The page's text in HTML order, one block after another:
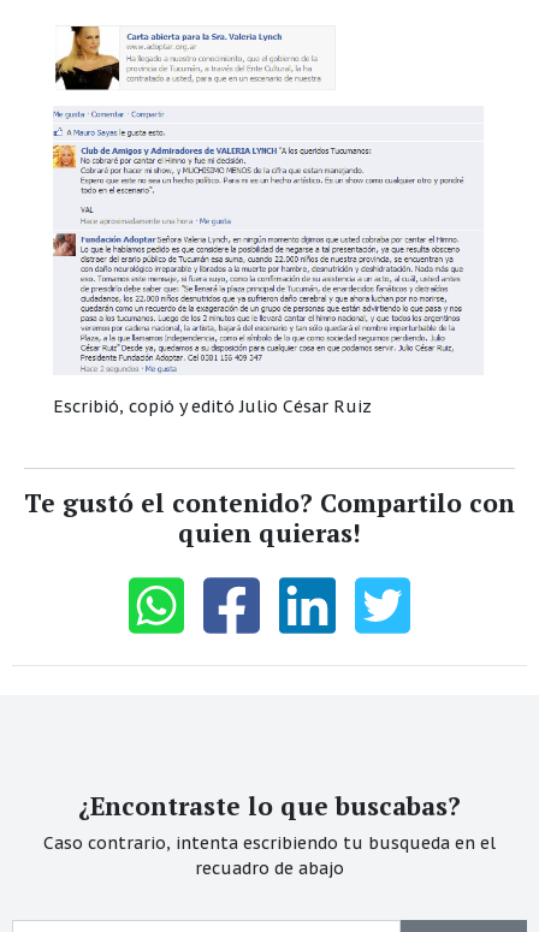
Escribió, copió y editó Julio César Ruiz
Te gustó el contenido? Compartilo con
quien quieras!
¿Encontraste lo que buscabas?
Caso contrario, intenta escribiendo tu busqueda en el
recuadro de abajo